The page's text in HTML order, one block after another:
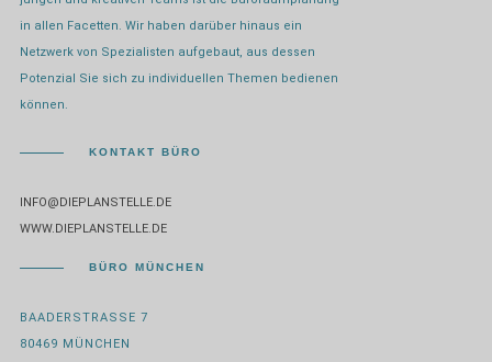
in allen Facetten. Wir haben darüber hinaus ein
Netzwerk von Spezialisten aufgebaut, aus dessen
Potenzial Sie sich zu individuellen Themen bedienen
können.
KONTAKT BÜRO
INFO@DIEPLANSTELLE.DE
WWW.DIEPLANSTELLE.DE
BÜRO MÜNCHEN
BAADERSTRASSE 7
80469 MÜNCHEN